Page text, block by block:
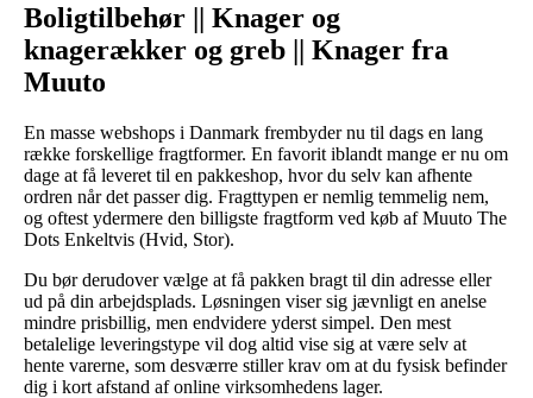
Boligtilbehør || Knager og
knagerækker og greb || Knager fra
Muuto
En masse webshops i Danmark frembyder nu til dags en lang
række forskellige fragtformer. En favorit iblandt mange er nu om
dage at få leveret til en pakkeshop, hvor du selv kan afhente
ordren når det passer dig. Fragttypen er nemlig temmelig nem,
og oftest ydermere den billigste fragtform ved køb af Muuto The
Dots Enkeltvis (Hvid, Stor).
Du bør derudover vælge at få pakken bragt til din adresse eller
ud på din arbejdsplads. Løsningen viser sig jævnligt en anelse
mindre prisbillig, men endvidere yderst simpel. Den mest
betalelige leveringstype vil dog altid vise sig at være selv at
hente varerne, som desværre stiller krav om at du fysisk befinder
dig i kort afstand af online virksomhedens lager.